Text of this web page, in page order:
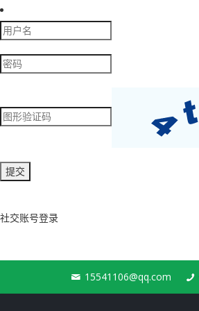
社交账号登录
15541106@qq.com